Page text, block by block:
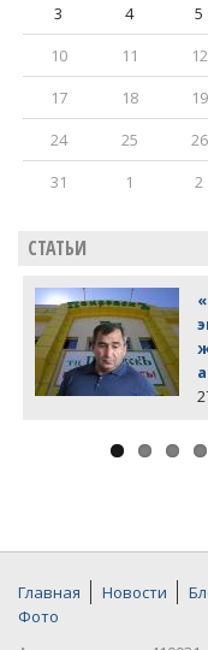
3
4 5
10
11 12
17
18 19
24
25 26
31
1 2
СТАТЬИ
Главная Новости
Фото